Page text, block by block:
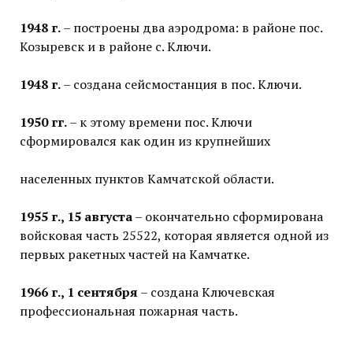
1948 г.– построены два аэродрома: в районе пос.
Козыревск и в районе с. Ключи.
1948 г.– создана сейсмостанция в пос. Ключи.
1950 гг.– к этому времени пос. Ключи
сформировался как один из крупнейших
населенных пунктов Камчатской области.
1955 г., 15 августа– окончательно сформирована
войсковая часть 25522, которая является одной из
первых ракетных частей на Камчатке.
1966 г., 1 сентября – создана Ключевская
профессиональная пожарная часть.